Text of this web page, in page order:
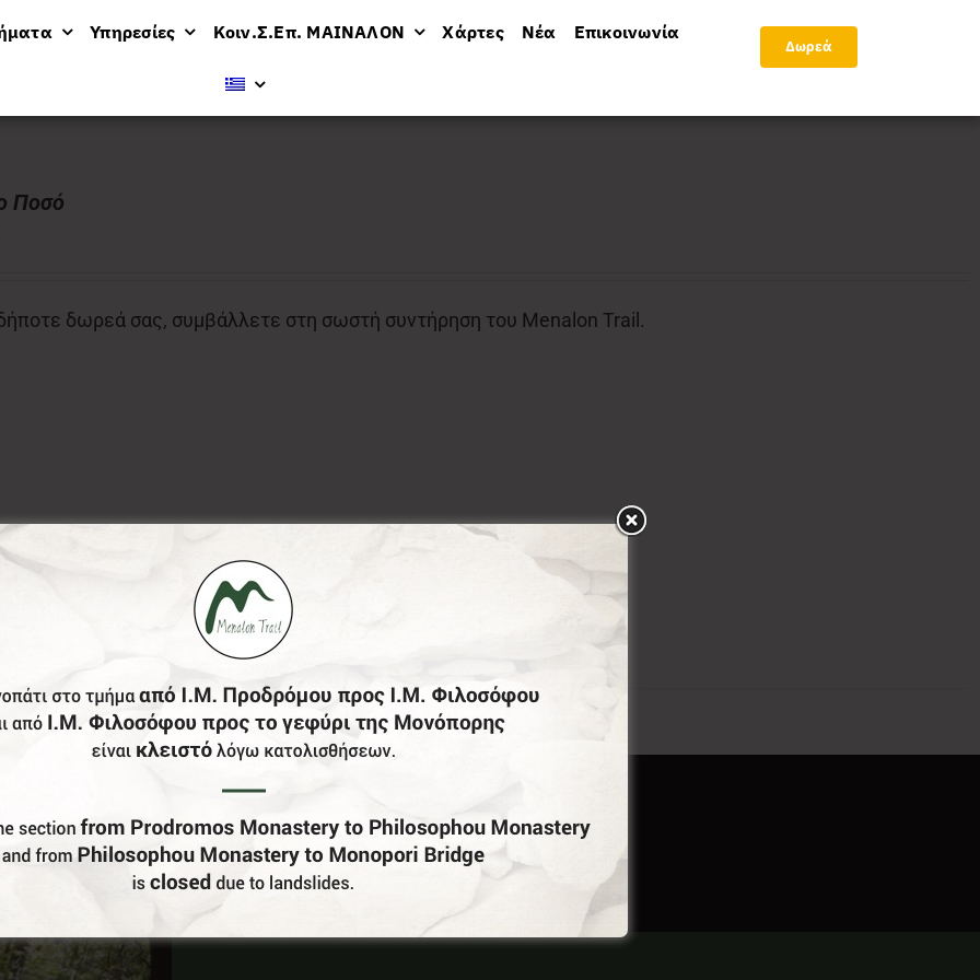
Υπηρεσίες Κοιν.Σ.Επ. ΜΑΙΝΑΛΟΝ Χάρτες Νέα Επικοινωνία
Δωρεά
Ποσό
δωρεά σας, συμβάλλετε στη σωστή συντήρηση του Menalon Trail.
Έχεις Επιχείρηση Στο Δήμο Γορτυνίας;
Γίνε Συνεργάτης Μας